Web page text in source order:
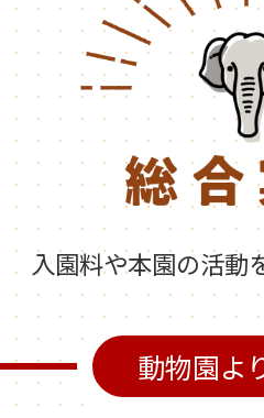
入園料や本園の活動
動物園よ